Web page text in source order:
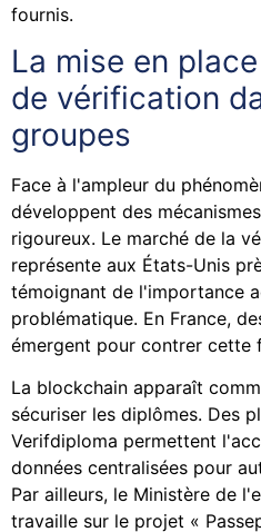
fournis.
La mise en
de vérification
groupes
Face à l'ampleur du
développent des
rigoureux. Le marché de la
représente aux États-Unis
témoignant de l'importance
problématique. En France,
émergent pour contrer cette
La blockchain apparaît
sécuriser les diplômes. Des
Verifdiploma permettent
données centralisées pour
Par ailleurs, le Ministère de
travaille sur le projet «